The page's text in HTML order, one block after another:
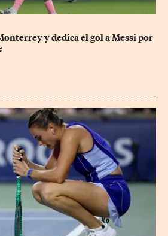
y dedica el gol a Messi por